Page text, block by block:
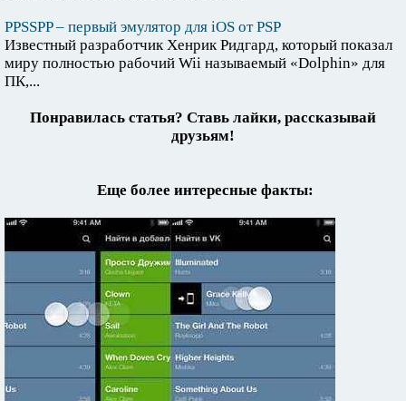
PPSSPP – первый эмулятор для iOS от PSP
Известный разработчик Хенрик Ридгард, который показал
миру полностью рабочий Wii называемый «Dolphin» для
ПК,...
Понравилась статья? Ставь лайки, рассказывай
друзьям!
Еще более интересные факты: